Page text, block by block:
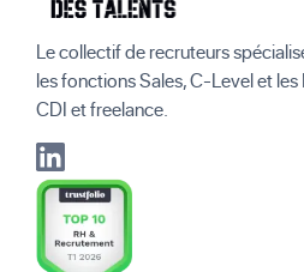
Le collectif de recruteurs
les fonctions Sales, C-Level et
CDI et freelance.